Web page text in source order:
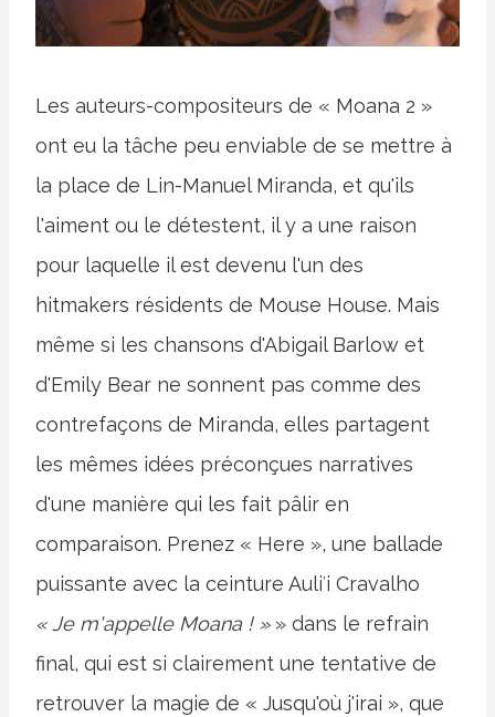
Les auteurs-compositeurs de « Moana 2 »
ont eu la tâche peu enviable de se mettre à
la place de Lin-Manuel Miranda, et qu'ils
l'aiment ou le détestent, il y a une raison
pour laquelle il est devenu l'un des
hitmakers résidents de Mouse House. Mais
même si les chansons d'Abigail Barlow et
d'Emily Bear ne sonnent pas comme des
contrefaçons de Miranda, elles partagent
les mêmes idées préconçues narratives
d'une manière qui les fait pâlir en
comparaison. Prenez « Here », une ballade
puissante avec la ceinture Auliʻi Cravalho
« Je m'appelle Moana ! »» dans le refrain
final, qui est si clairement une tentative de
retrouver la magie de « Jusqu'où j'irai », que